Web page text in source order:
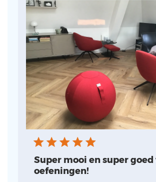
Super mooi en super goed
oefeningen!